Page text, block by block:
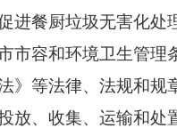
厨垃圾无害化处
市容和环境卫生管理
等法律、法规和规
收集、运输和处置